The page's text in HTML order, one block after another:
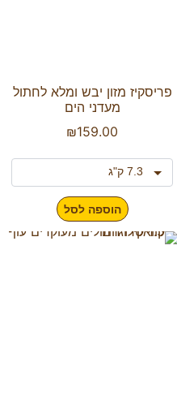
פריסקיז מזון יבש ומלא לחתול
מעדני הים
₪159.00
הוספה לסל